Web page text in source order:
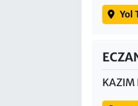
Yol
KAZIM